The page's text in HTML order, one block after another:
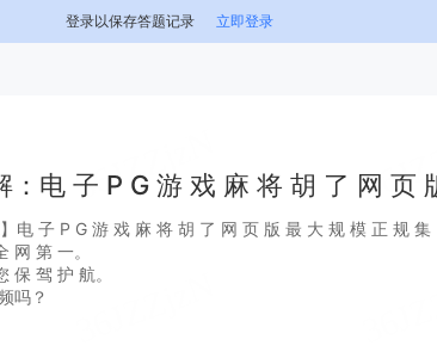
登录以保存答题记录 立即登录
：电 子 P G 游 戏 麻 将 胡 了 网 页
电 子 P G 游 戏 麻 将 胡 了 网 页 版 最 大 规 模 正 规 集
网 第 一。
保 驾 护 航。
吗？